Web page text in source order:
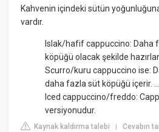
Kahvenin içindeki sütün
vardır.
Islak/hafif cappuccino: Daha
köpüğü olacak şekilde
Scurro/kuru cappuccino ise:
daha fazla süt köpüğü içerir. ...
Iced cappuccino/freddo:
versiyonudur.
Kaynak kaldırma talebi |Cevabın